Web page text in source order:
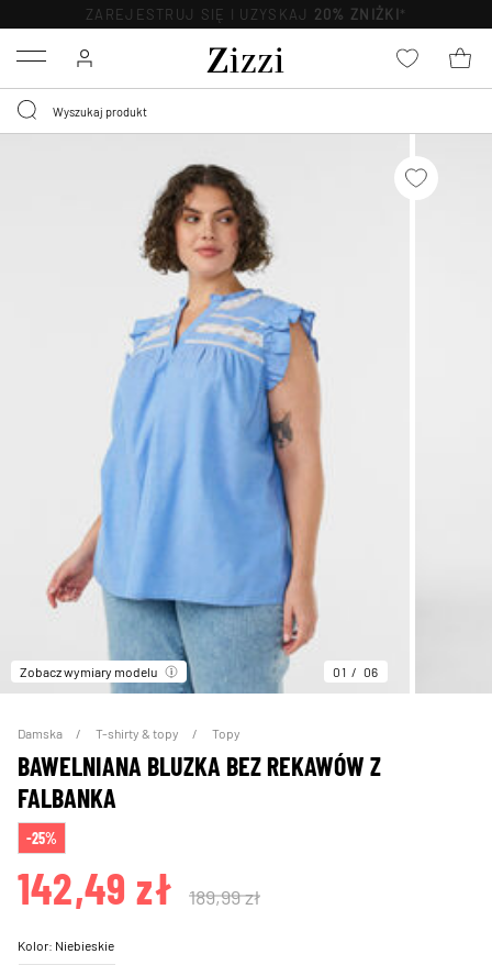
ZAREJESTRUJ SIĘ I UZYSKAJ 20% ZNIŻKI*
Menu
Zobacz wymiary modelu 01 06
Damska T-shirty & topy Topy
BAWELNIANA BLUZKA BEZ REKAWÓW Z
FALBANKA
-25%
142,49 zł 189,99 zł
Kolor: Niebieskie